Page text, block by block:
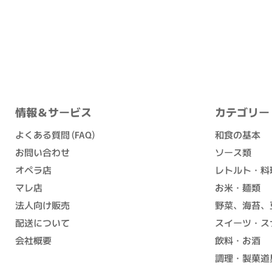
情報＆サービス
よくある質問 (FAQ)
お問い合わせ
オペラ店
マレ店
法人向け販売
配送について
会社概要
カテゴリー
和食の基本
ソース類
レトルト・
お米・麺類
野菜、海苔、
スイーツ・
飲料・お酒
調理・製菓道